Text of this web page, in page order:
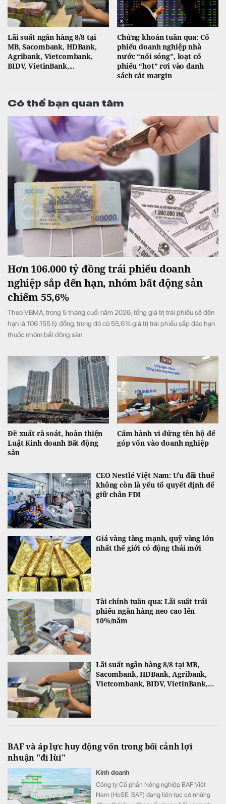
Lãi suất ngân hàng 8/8 tại
MB, Sacombank, HDBank,
Agribank, Vietcombank,
BIDV, VietinBank,...
Chứng khoán tuần qua: Cổ
phiếu doanh nghiệp nhà
nước “nổi sóng”, loạt cổ
phiếu “hot” rơi vào danh
sách cắt margin
Có thể bạn quan tâm
Hơn 106.000 tỷ đồng trái phiếu doanh
nghiệp sắp đến hạn, nhóm bất động sản
chiếm 55,6%
Theo VBMA, trong 5 tháng cuối năm 2026, tổng giá trị trái phiếu sẽ đến
hạn là 106.155 tỷ đồng, trong đó có 55,6% giá trị trái phiếu sắp đáo hạn
thuộc nhóm bất động sản.
Đề xuất rà soát, hoàn thiện
Luật Kinh doanh Bất động
sản
Cấm hành vi đứng tên hộ để
góp vốn vào doanh nghiệp
CEO Nestlé Việt Nam: Ưu đãi thuế
không còn là yếu tố quyết định để
giữ chân FDI
Giá vàng tăng mạnh, quỹ vàng lớn
nhất thế giới có động thái mới
Tài chính tuần qua: Lãi suất trái
phiếu ngân hàng neo cao lên
10%/năm
Lãi suất ngân hàng 8/8 tại MB,
Sacombank, HDBank, Agribank,
Vietcombank, BIDV, VietinBank,...
BAF và áp lực huy động vốn trong bối cảnh lợi
nhuận "đi lùi"
Kinh doanh
Công ty Cổ phần Nông nghiệp BAF Việt
Nam (HoSE: BAF) đang liên tục có những